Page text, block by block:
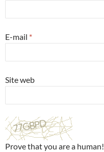
E-mail *
Site web
Prove that you are a human!